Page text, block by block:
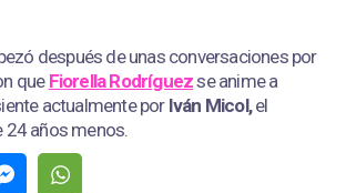
después de unas conversaciones por
que Fiorella Rodríguezse anime a
actualmente porIván Micol,el
24 años menos.